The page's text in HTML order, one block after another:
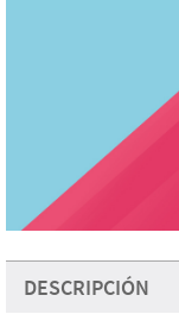
DESCRIPCIÓN